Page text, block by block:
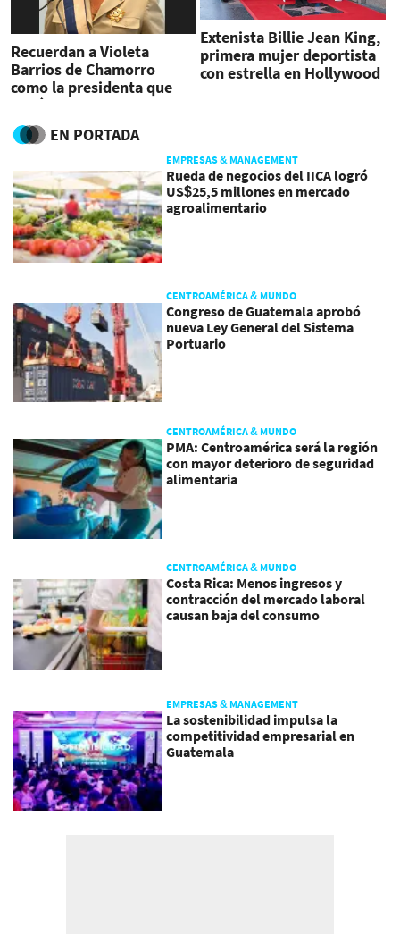
Recuerdan a Violeta
Barrios de Chamorro
como la presidenta que
llevó la paz a Nicaragua
Extenista Billie Jean King,
primera mujer deportista
con estrella en Hollywood
EN PORTADA
EMPRESAS & MANAGEMENT
Rueda de negocios del IICA logró
US$25,5 millones en mercado
agroalimentario
CENTROAMÉRICA & MUNDO
Congreso de Guatemala aprobó
nueva Ley General del Sistema
Portuario
CENTROAMÉRICA & MUNDO
PMA: Centroamérica será la región
con mayor deterioro de seguridad
alimentaria
CENTROAMÉRICA & MUNDO
Costa Rica: Menos ingresos y
contracción del mercado laboral
causan baja del consumo
EMPRESAS & MANAGEMENT
La sostenibilidad impulsa la
competitividad empresarial en
Guatemala